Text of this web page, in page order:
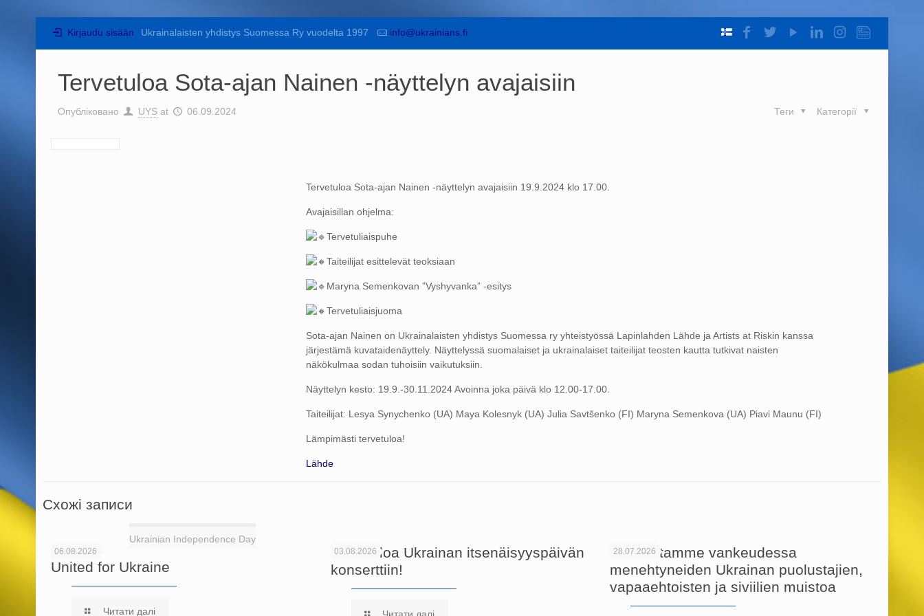
Kirjaudu sisään Ukrainalaisten yhdistys Suomessa Ry vuodelta 1997 info@ukrainians.fi
Tervetuloa Sota-ajan Nainen -näyttelyn avajaisiin
Опубліковано UYS at 06.09.2024 Категорії
Теги
Tervetuloa Sota-ajan Nainen -näyttelyn avajaisiin 19.9.2024 klo 17.00.
Avajaisillan ohjelma:
Tervetuliaispuhe
Taiteilijat esittelevät teoksiaan
Maryna Semenkovan ”Vyshyvanka” -esitys
Tervetuliaisjuoma
Sota-ajan Nainen on Ukrainalaisten yhdistys Suomessa ry yhteistyössä Lapinlahden Lähde ja Artists at Riskin kanssa
järjestämä kuvataidenäyttely. Näyttelyssä suomalaiset ja ukrainalaiset taiteilijat teosten kautta tutkivat naisten
näkökulmaa sodan tuhoisiin vaikutuksiin.
Näyttelyn kesto: 19.9.-30.11.2024 Avoinna joka päivä klo 12.00-17.00.
Taiteilijat: Lesya Synychenko (UA) Maya Kolesnyk (UA) Julia Savtšenko (FI) Maryna Semenkova (UA) Piavi Maunu (FI)
Lämpimästi tervetuloa!
Lähde
Схожі записи
Ukrainian Independence Day
06.08.2026
United for Ukraine
Читати далі
03.08.2026
Tervetuloa Ukrainan itsenäisyyspäivän
konserttiin!
28.07.2026
Kunnioitamme vankeudessa
menehtyneiden Ukrainan puolustajien,
vapaaehtoisten ja siviilien muistoa